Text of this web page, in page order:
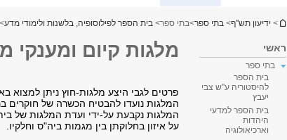
הינך נמצא כאן
> ידיעון תש"ף> בתי ספר>בתי ספר> בית הספר לפילוסופיה, בלשנות ולימודי מדע
ראשי
בתי ספר
בית הספר
להיסטוריה ע"ש צבי
יעבץ
בית הספר למדעי
היהדות
וארכיאולוגיה
מלגות קיום ומענקי
פרטים לגבי היצע מלגות-חוץ ניתן למצוא
המלגות נועדו להבטיח הכשרה של חוקרים
המלגות נקבעת על-ידי ועדת המלגות של
על איזון בחלוקתן בין מגמות ביה"ס וחלקיו.